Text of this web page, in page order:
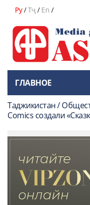
Ру/Тҷ/ En /
ГЛАВНОЕ
Таджикистан /
Comics создали